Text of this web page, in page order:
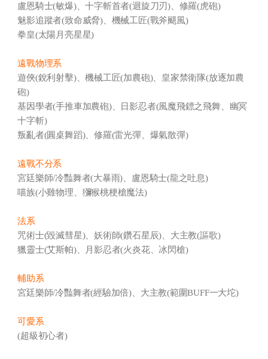
盧恩騎士(敏爆)、十字斬首者(迴旋刀刃)、修羅(虎砲)
魅影追蹤者(致命威脅)、機械工匠(戰斧颶風)
拳皇(太陽月亮星星)
遠戰物理系
遊俠(銳利射擊)、機械工匠(加農砲)、皇家禁衛隊(放逐加農
砲)
基因學者(手推車加農砲)、日影忍者(風魔飛鏢之飛舞、幽冥
十字斬)
叛亂者(圓桌舞蹈)、修羅(雷光彈、爆氣散彈)
遠戰不分系
宮廷樂師/冷豔舞者(大暴雨)、盧恩騎士(龍之吐息)
喵族(小雞物理、獼猴桃梗槍魔法)
法系
咒術士(毀滅彗星)、妖術師(鑽石星辰)、大主教(謳歌)
獵靈士(艾斯帕)、月影忍者(火炎花、冰閃槍)
輔助系
宮廷樂師/冷豔舞者(經驗加倍)、大主教(範圍BUFF一大坨)
可愛系
(超級初心者)